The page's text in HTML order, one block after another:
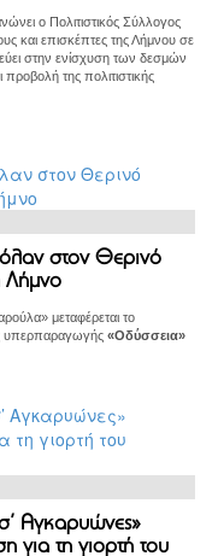
ο Πολιτιστικός Σύλλογος
και επισκέπτες της Λήμνου σε
στην ενίσχυση των δεσμών
της πολιτιστικής
στον Θερινό
Λήμνο
μεταφέρεται το
υπερπαραγωγής «Οδύσσεια»
Αγκαρυώνες»
τη γιορτή του